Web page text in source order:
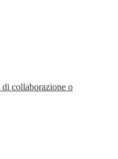
collaborazione o